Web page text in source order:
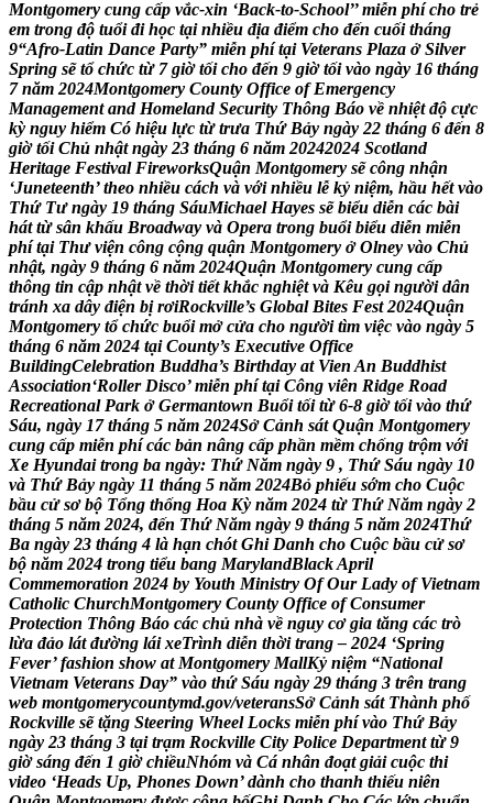
Montgomery cung cấp vắc-xin ‘Back-to-School’’ miễn phí cho trẻ
em trong độ tuổi đi học tại nhiều địa điểm cho đến cuối tháng
9“Afro-Latin Dance Party” miễn phí tại Veterans Plaza ở Silver
Spring sẽ tổ chức từ 7 giờ tối cho đến 9 giờ tối vào ngày 16 tháng
7 năm 2024Montgomery County Office of Emergency
Management and Homeland Security Thông Báo về nhiệt độ cực
kỳ nguy hiểm Có hiệu lực từ trưa Thứ Bảy ngày 22 tháng 6 đến 8
giờ tối Chủ nhật ngày 23 tháng 6 năm 20242024 Scotland
Heritage Festival FireworksQuận Montgomery sẽ công nhận
‘Juneteenth’ theo nhiều cách và với nhiều lễ kỷ niệm, hầu hết vào
Thứ Tư ngày 19 tháng SáuMichael Hayes sẽ biểu diễn các bài
hát từ sân khấu Broadway và Opera trong buổi biểu diễn miễn
phí tại Thư viện công cộng quận Montgomery ở Olney vào Chủ
nhật, ngày 9 tháng 6 năm 2024Quận Montgomery cung cấp
thông tin cập nhật về thời tiết khắc nghiệt và Kêu gọi người dân
tránh xa dây điện bị rơiRockville’s Global Bites Fest 2024Quận
Montgomery tổ chức buổi mở cửa cho người tìm việc vào ngày 5
tháng 6 năm 2024 tại County’s Executive Office
BuildingCelebration Buddha’s Birthday at Vien An Buddhist
Association‘Roller Disco’ miễn phí tại Công viên Ridge Road
Recreational Park ở Germantown Buổi tối từ 6-8 giờ tối vào thứ
Sáu, ngày 17 tháng 5 năm 2024Sở Cảnh sát Quận Montgomery
cung cấp miễn phí các bản nâng cấp phần mềm chống trộm với
Xe Hyundai trong ba ngày: Thứ Năm ngày 9 , Thứ Sáu ngày 10
và Thứ Bảy ngày 11 tháng 5 năm 2024Bỏ phiếu sớm cho Cuộc
bầu cử sơ bộ Tổng thống Hoa Kỳ năm 2024 từ Thứ Năm ngày 2
tháng 5 năm 2024, đến Thứ Năm ngày 9 tháng 5 năm 2024Thứ
Ba ngày 23 tháng 4 là hạn chót Ghi Danh cho Cuộc bầu cử sơ
bộ năm 2024 trong tiểu bang MarylandBlackApril
Commemoration 2024 by Youth Ministry Of Our Lady of Vietnam
Catholic ChurchMontgomery County Office of Consumer
Protection Thông Báo các chủ nhà về nguy cơ gia tăng các trò
lừa đảo lát đường lái xeTrình diễn thời trang – 2024 ‘Spring
Fever’ fashion show at Montgomery MallKỷ niệm “National
Vietnam Veterans Day” vào thứ Sáu ngày 29 tháng 3 trên trang
web montgomerycountymd.gov/veteransSở Cảnh sát Thành phố
Rockville sẽ tặng Steering Wheel Locks miễn phí vào Thứ Bảy
ngày 23 tháng 3 tại trạm Rockville City Police Department từ 9
giờ sáng đến 1 giờ chiềuNhóm và Cá nhân đoạt giải cuộc thi
video ‘Heads Up, Phones Down’ dành cho thanh thiếu niên